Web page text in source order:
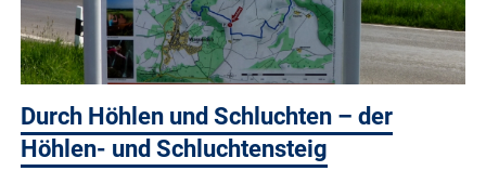
Durch Höhlen und Schluchten – der
Höhlen- und Schluchtensteig